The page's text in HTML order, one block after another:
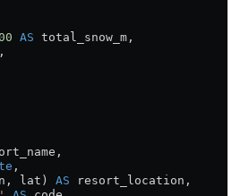
AS total_snow_m,
,
lat)
AS resort_location,